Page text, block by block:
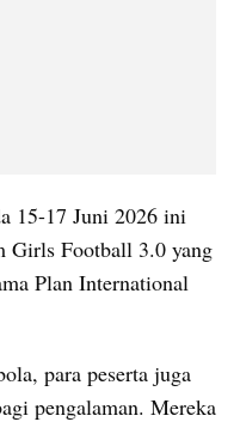
15-17 Juni 2026 ini
Girls Football 3.0 yang
Plan International
para peserta juga
pengalaman. Mereka